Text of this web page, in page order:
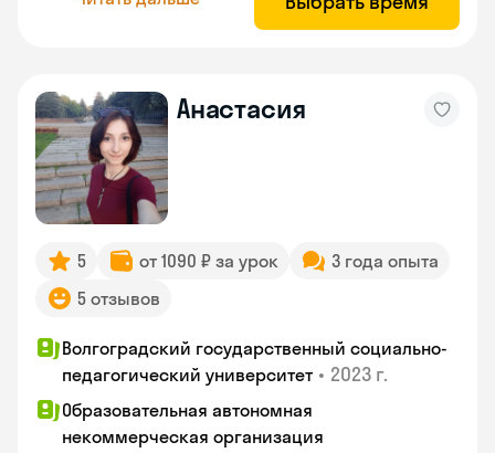
Анастасия
5 от 1090 ₽ за урок
3 года опыта
5 отзывов
Волгоградский государственный социально-
педагогический университет • 2023 г.
Образовательная автономная
некоммерческая организация